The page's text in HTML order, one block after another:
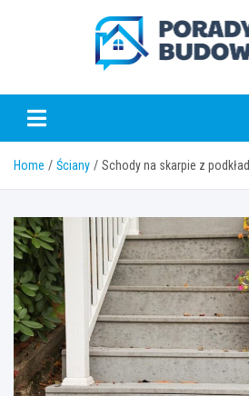
Home Ściany Schody na skarpie z